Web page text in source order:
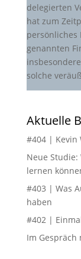
delegierten
hat zum
persönliches
genannten
solche
Aktuelle
#404 | Kevin
Neue Studie:
lernen
#403 | Was
haben
#402 |
Im